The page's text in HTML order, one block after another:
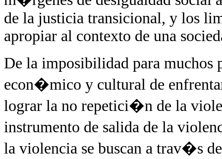
de la justicia transicional, y los
apropiar al contexto de una
De la imposibilidad para
econ�mico y cultural de
lograr la no repetici�n de la
instrumento de salida de la
la violencia se buscan a trav�s